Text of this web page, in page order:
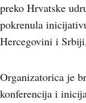
preko Hrvatske
pokrenula
Hercegovini i
Organizatorica je
konferencija i